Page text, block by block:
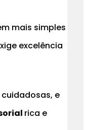
mais simples
excelência
e
rica e